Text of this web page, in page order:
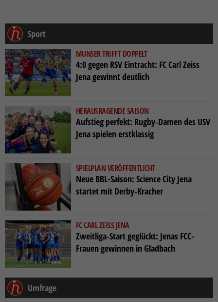
Sport
MUNSER TRIFFT DOPPELT
4:0 gegen RSV Eintracht: FC Carl Zeiss
Jena gewinnt deutlich
HERAUSRAGENDE SAISON
Aufstieg perfekt: Rugby‑Damen des USV
Jena spielen erstklassig
SPIELPLAN VERÖFFENTLICHT
Neue BBL-Saison: Science City Jena
startet mit Derby‑Kracher
FC CARL ZEISS JENA
Zweitliga‑Start geglückt: Jenas FCC-
Frauen gewinnen in Gladbach
Umfrage